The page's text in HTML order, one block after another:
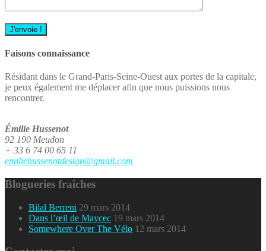
Faisons connaissance
Résidant dans le Grand-Paris-Seine-Ouest aux portes de la capitale,
je peux également me déplacer afin que nous puissions nous
rencontrer.
Émilie Hussenot
92 190 Meudon
+ 33 6 74 00 65 11
emiliehussenotdesign@gmail.com
schwarzenegger
steroids
Blogueries fraîches
Bilal Berreni 29 mars 2014
Dans l’œil de Maycec 19 mars 2014
Somewhere Over The Vélo 12 mars 2014